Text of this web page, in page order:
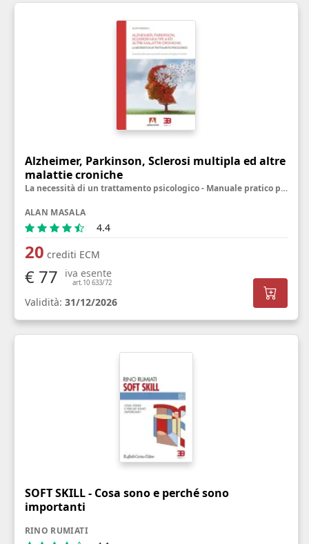
Alzheimer, Parkinson, Sclerosi multipla ed altre
malattie croniche
La necessità di un trattamento psicologico - Manuale pratico per personale sanitario, famigliari ed utenti
ALAN MASALA
4.4
20 crediti ECM
€ 77 iva esente
art.10 633/72
Validità: 31/12/2026
SOFT SKILL - Cosa sono e perché sono
importanti
RINO RUMIATI